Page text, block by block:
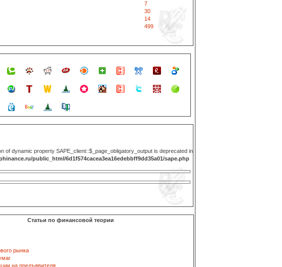
7
30
14
499
of dynamic property SAPE_client::$_page_obligatory_output is deprecated in
public_html/6d1f574cacea3ea16edebbff9dd35a01/sape.php
Статьи по финансовой теории
рынка
на предъявителя